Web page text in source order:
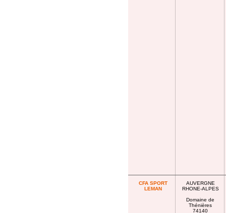
CFA SPORT
LEMAN
AUVERGNE
RHONE-ALPES
Domaine de
Thénières
74140